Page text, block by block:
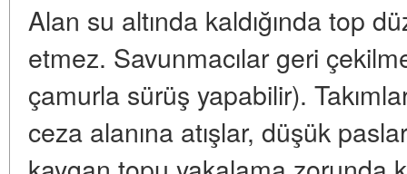
Alan su altında kaldığında top
etmez. Savunmacılar geri
çamurla sürüş yapabilir).
ceza alanına atışlar, düşük